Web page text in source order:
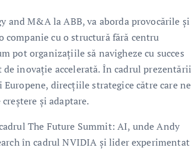
M&A la ABB, va aborda provocările și
cu o structură fără centru
pot organizațiile să navigheze cu succes
inovație accelerată. În cadrul prezentării
direcțiile strategice către care ne
și adaptare.
The Future Summit: AI, unde Andy
în cadrul NVIDIA și lider experimentat